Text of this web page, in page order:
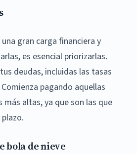
gran carga financiera y
es esencial priorizarlas.
deudas, incluidas las tasas
pagando aquellas
altas, ya que son las que
bola de nieve